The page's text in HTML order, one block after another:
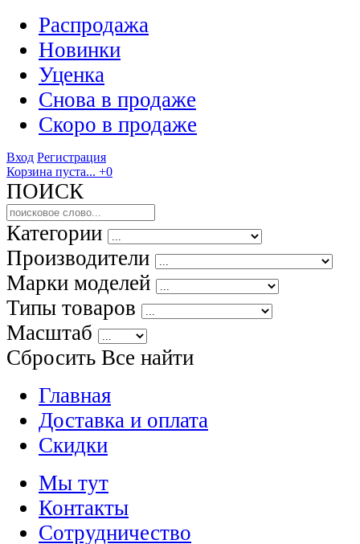
Распродажа
Новинки
Уценка
Снова в продаже
Скоро в продаже
Вход Регистрация
Корзина пуста... +0
ПОИСК
Категории
Производители
Марки моделей
Типы товаров
Масштаб
Сбросить Все найти
Главная
Доставка и оплата
Скидки
Мы тут
Контакты
Сотрудничество